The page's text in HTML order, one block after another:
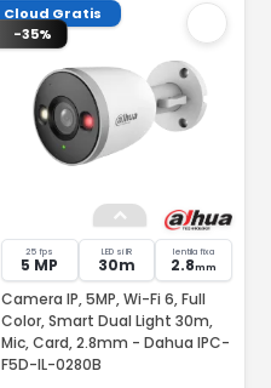
Cloud Gratis
-35%
25 fps
5 MP
LED si IR
30m
lentila fixa
2.8mm
Camera IP, 5MP, Wi-Fi 6, Full
Color, Smart Dual Light 30m,
Mic, Card, 2.8mm - Dahua IPC-
F5D-IL-0280B